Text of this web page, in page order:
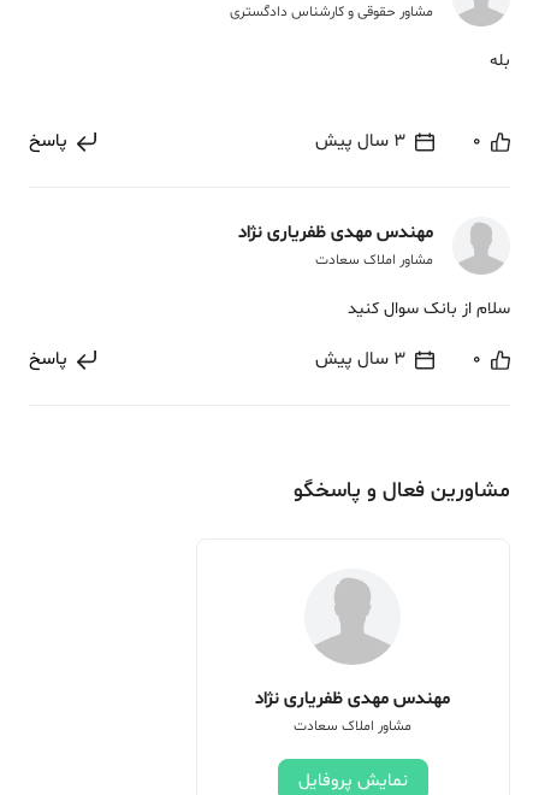
مشاور حقوقی و کارشناس دادگستری
بله
0 3 سال پیش پاسخ
مهندس مهدی ظفریاری نژاد
مشاور املاک سعادت
سلام از بانک سوال کنید
0 3 سال پیش پاسخ
مشاورین فعال و پاسخگو
مهندس مهدی ظفریاری نژاد
مشاور املاک سعادت
نمایش پروفایل